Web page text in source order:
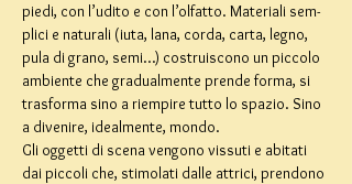
piedi, con l’udito e con l’olfatto. Materiali sem-
plici e naturali (iuta, lana, corda, carta, legno,
pula di grano, semi…) costruiscono un piccolo
ambiente che gradualmente prende forma, si
trasforma sino a riempire tutto lo spazio. Sino
a divenire, idealmente, mondo.
Gli oggetti di scena vengono vissuti e abitati
dai piccoli che, stimolati dalle attrici, prendono